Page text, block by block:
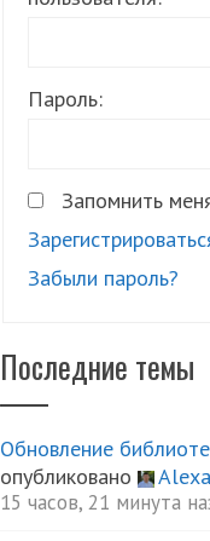
Пароль:
Запомнить
Забыли пароль?
Последние темы
Обновление
опубликовано
15 часов, 21 минута